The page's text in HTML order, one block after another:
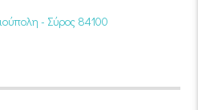
- Σύρος 84100